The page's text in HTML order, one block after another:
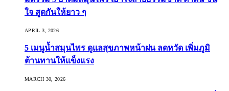
ใจ สูดกันให้ยาว ๆ
APRIL 3, 2026
5 เมนูน้ำสมุนไพร ดูแลสุขภาพหน้าฝน ลดหวัด เพิ่มภูมิ
ต้านทานให้แข็งแรง
MARCH 30, 2026